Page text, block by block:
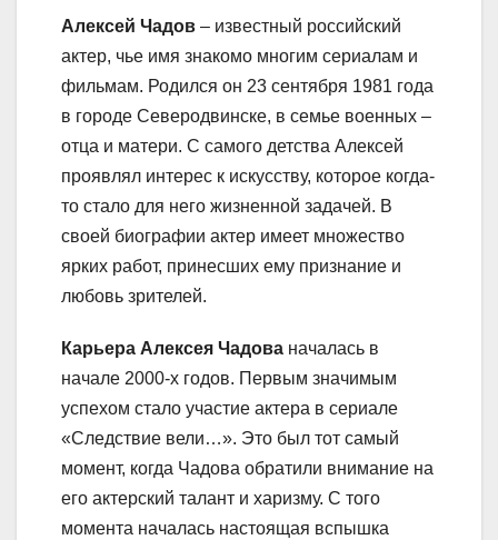
Алексей Чадов – известный российский
актер, чье имя знакомо многим сериалам и
фильмам. Родился он 23 сентября 1981 года
в городе Северодвинске, в семье военных –
отца и матери. С самого детства Алексей
проявлял интерес к искусству, которое когда-
то стало для него жизненной задачей. В
своей биографии актер имеет множество
ярких работ, принесших ему признание и
любовь зрителей.
Карьера Алексея Чадова началась в
начале 2000-х годов. Первым значимым
успехом стало участие актера в сериале
«Следствие вели…». Это был тот самый
момент, когда Чадова обратили внимание на
его актерский талант и харизму. С того
момента началась настоящая вспышка